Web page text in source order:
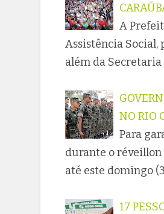
A
Assistência Social,
além da
NO RIO
Para
durante o réveillon
até este domingo
17